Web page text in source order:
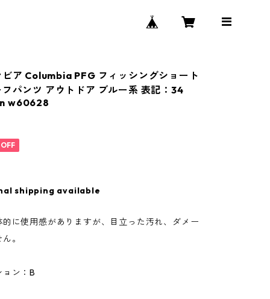
ビア Columbia PFG フィッシングショート
フパンツ アウトドア ブルー系 表記：34
w60628
shipping available
に使用感がありますが、目立った汚れ、ダメー
。
ン：B